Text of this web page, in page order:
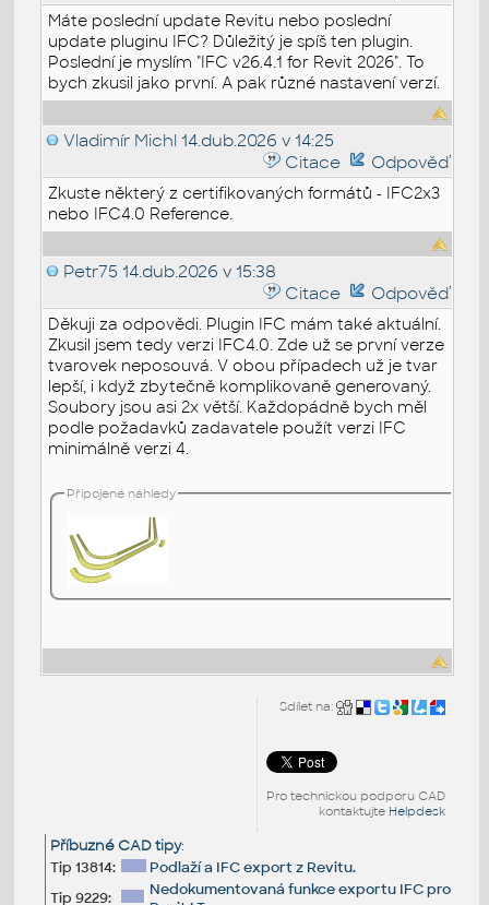
Máte poslední update Revitu nebo poslední
update pluginu IFC? Důležitý je spíš ten plugin.
Poslední je myslím "IFC v26.4.1 for Revit 2026". To
bych zkusil jako první. A pak různé nastavení verzí.
Vladimír Michl 14.dub.2026 v 14:25
Citace
Odpověď
Zkuste některý z certifikovaných formátů - IFC2x3
nebo IFC4.0 Reference.
Petr75 14.dub.2026 v 15:38
Citace
Odpověď
Děkuji za odpovědi. Plugin IFC mám také aktuální.
Zkusil jsem tedy verzi IFC4.0. Zde už se první verze
tvarovek neposouvá. V obou případech už je tvar
lepší, i když zbytečně komplikovaně generovaný.
Soubory jsou asi 2x větší. Každopádně bych měl
podle požadavků zadavatele použít verzi IFC
minimálně verzi 4.
Připojené náhledy
Sdílet na:
Pro technickou podporu CAD
kontaktujte Helpdesk
Příbuzné CAD tipy:
Tip 13814:
Podlaží a IFC export z Revitu.
Tip 9229:
Nedokumentovaná funkce exportu IFC pro